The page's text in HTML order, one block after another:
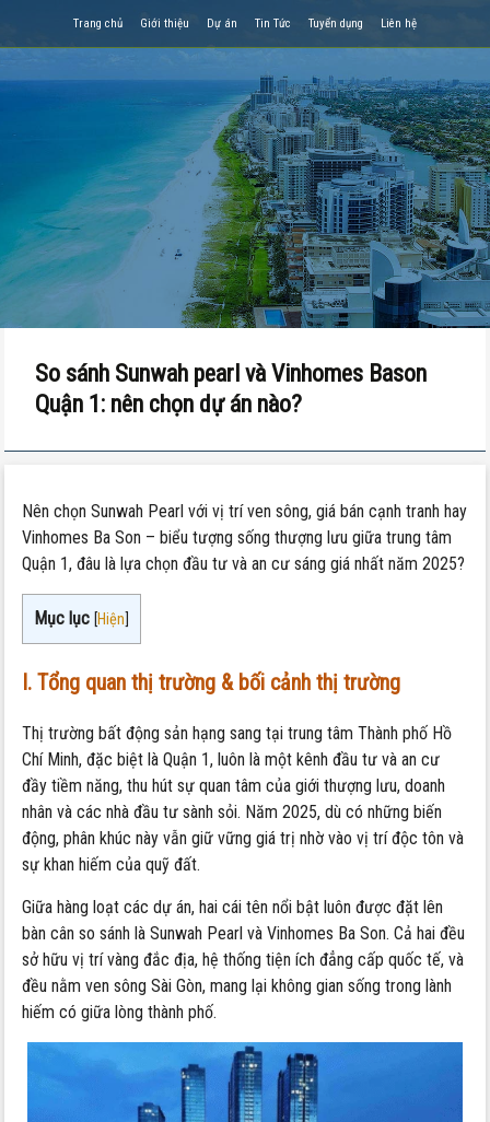
Trang chủ Giới thiệu Dự án Tin Tức Tuyển dụng Liên hệ
So sánh Sunwah pearl và Vinhomes Bason
Quận 1: nên chọn dự án nào?
Nên chọn Sunwah Pearl với vị trí ven sông, giá bán cạnh tranh hay
Vinhomes Ba Son – biểu tượng sống thượng lưu giữa trung tâm
Quận 1, đâu là lựa chọn đầu tư và an cư sáng giá nhất năm 2025?
Mục lục [Hiện]
I. Tổng quan thị trường & bối cảnh thị trường
Thị trường bất động sản hạng sang tại trung tâm Thành phố Hồ
Chí Minh, đặc biệt là Quận 1, luôn là một kênh đầu tư và an cư
đầy tiềm năng, thu hút sự quan tâm của giới thượng lưu, doanh
nhân và các nhà đầu tư sành sỏi. Năm 2025, dù có những biến
động, phân khúc này vẫn giữ vững giá trị nhờ vào vị trí độc tôn và
sự khan hiếm của quỹ đất.
Giữa hàng loạt các dự án, hai cái tên nổi bật luôn được đặt lên
bàn cân so sánh là Sunwah Pearl và Vinhomes Ba Son. Cả hai đều
sở hữu vị trí vàng đắc địa, hệ thống tiện ích đẳng cấp quốc tế, và
đều nằm ven sông Sài Gòn, mang lại không gian sống trong lành
hiếm có giữa lòng thành phố.